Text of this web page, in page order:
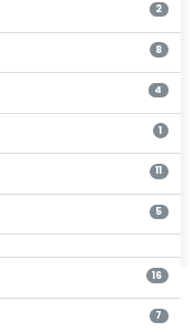
2
8
4
1
11
5
16
7